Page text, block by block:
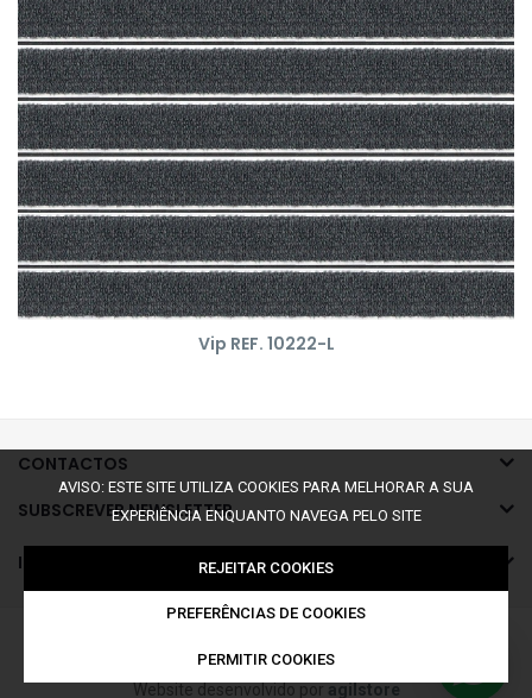
AVISO: ESTE SITE UTILIZA COOKIES PARA MELHORAR A SUA
EXPERIÊNCIA ENQUANTO NAVEGA PELO SITE
REJEITAR COOKIES
PREFERÊNCIAS DE COOKIES
PERMITIR COOKIES
Vip REF. 10222-L
CONTACTOS
SUBSCREVER NEWSLETTER
INFORMAÇÕES
©2026 Todos os Direitos Reservados a Limpopé
Website desenvolvido por agilstore